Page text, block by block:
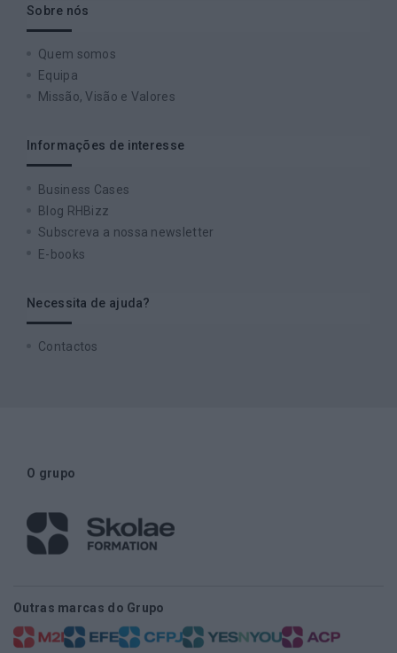
Sobre nós
Quem somos
Equipa
Missão, Visão e Valores
Informações de interesse
Business Cases
Blog RHBizz
Subscreva a nossa newsletter
E-books
Necessita de ajuda?
Contactos
O grupo
Outras marcas do Grupo